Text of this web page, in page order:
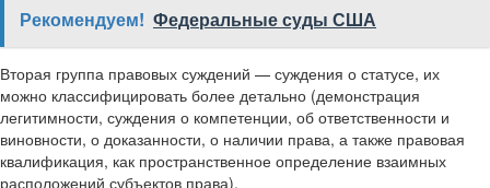
Рекомендуем! Федеральные суды США
Вторая группа правовых суждений — суждения о статусе, их
можно классифицировать более детально (демонстрация
легитимности, суждения о компетенции, об ответственности и
виновности, о доказанности, о наличии права, а также правовая
квалификация, как пространственное определение взаимных
расположений субъектов права).